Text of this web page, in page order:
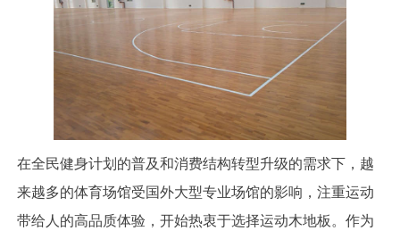
在全民健身计划的普及和消费结构转型升级的需求下，越
来越多的体育场馆受国外大型专业场馆的影响，注重运动
带给人的高品质体验，开始热衷于选择运动木地板。作为